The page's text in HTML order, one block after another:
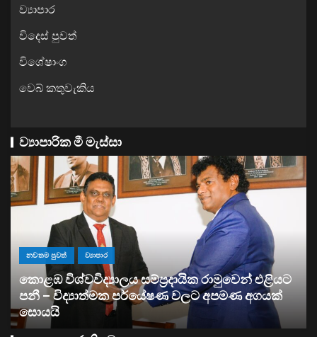
ව්‍යාපාර
විදෙස් පුවත්
විශේෂාංග
වෙබ් කතුවැකිය
ව්‍යාපාරික මී මැස්සා
ව්‍යාපාර
සතොසෙන් සුපර් වැඩක් ..